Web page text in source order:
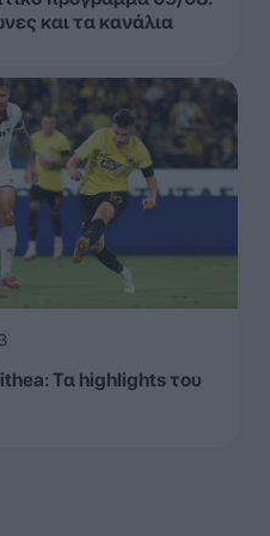
και τα κανάλια
Τα highlights του